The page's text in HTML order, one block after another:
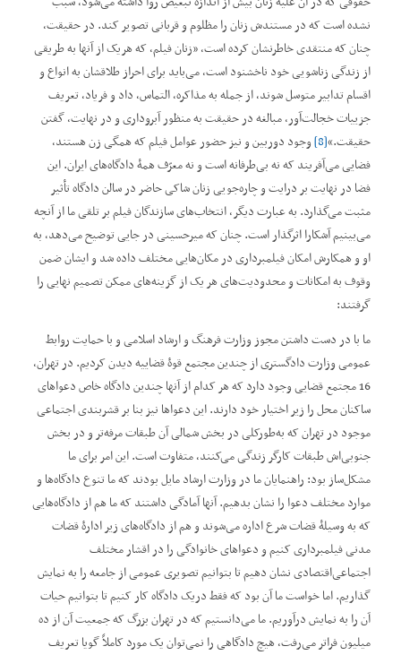
نشده است که در مستندش زنان را مظلوم و قربانی تصویر کند. در حقیقت،
چنان که منتقدی خاطرنشان کرده است، ”زنان فیلم، که هریک از آنها به طریقی
از زندگی زناشویی خود ناخشنود است، می‌باید برای احراز طلاقشان به انواع و
اقسام تدابیر متوسل شوند، از جمله به مذاکره، التماس، داد و فریاد، تعریف
جزییات خجالت‌آور، مبالغه در حقیقت به منظور آبروداری و در نهایت، گفتن
حقیقت.“[8] وجود دوربین و نیز حضور عوامل فیلم که همگی زن هستند،
فضایی می‌آفریند که نه بی‌طرفانه است و نه معرّف همۀ دادگاه‌های ایران. این
فضا در نهایت بر درایت و چاره‌جویی زنان شاکی حاضر در سالن دادگاه تأثیر
مثبت می‌گذارد. به عبارت دیگر، انتخاب‌های سازندگان فیلم بر تلقی ما از آنچه
می‌بینیم آشکارا اثرگذار است. چنان‌ که میرحسینی در جایی توضیح می‌دهد، به
او و همکارش امکان فیلمبرداری در مکان‌هایی مختلف داده شد و ایشان ضمن
وقوف به امکانات و محدودیت‌های هر یک از گزینه‌های ممکن تصمیم نهایی‌ را
گرفتند:
ما با در دست داشتن مجوز وزارت فرهنگ و ارشاد اسلامی و با حمایت روابط
عمومی وزارت دادگستری از چندین مجتمع قوۀ قضاییه دیدن کردیم. در تهران،
16 مجتمع قضایی وجود دارد که هر کدام از آنها چندین دادگاه خاص دعواهای
ساکنان محل را زیر اختیار خود دارند. این دعواها نیز بنا بر قشربندی اجتماعی
موجود در تهران که به‌طورکلی در بخش شمالی آن طبقات مرفه‌تر و در بخش
جنوبی‌اش طبقات کارگر زندگی می‌کنند، متفاوت است. این امر برای ما
مشکل‌ساز بود: راهنمایان ما در وزارت ارشاد مایل بودند که ما تنوع دادگاه‌ها و
موارد مختلف دعوا را نشان بدهیم. آنها آمادگی داشتند که ما هم از دادگاه‌هایی
که به وسیلۀ قضات شرع اداره می‌شوند و هم از دادگاه‌های زیر ادارۀ قضات
مدنی فیلمبرداری کنیم و دعواهای خانوادگی را در اقشار مختلف
اجتماعی‌اقتصادی نشان دهیم تا بتوانیم تصویری عمومی از جامعه را به نمایش
گذاریم. اما خواست ما آن بود که فقط دریک دادگاه کار کنیم تا بتوانیم حیات
آن را به نمایش درآوریم. ما می‌دانستیم که در تهران بزرگ که جمعیت آن از ده
میلیون فراتر می‌رفت، هیچ دادگاهی را نمی‌توان یک مورد کاملاً گویا تعریف